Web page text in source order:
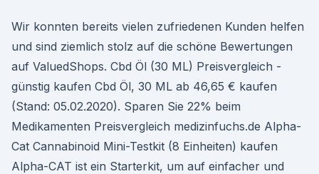
Wir konnten bereits vielen zufriedenen Kunden helfen
und sind ziemlich stolz auf die schöne Bewertungen
auf ValuedShops. Cbd Öl (30 ML) Preisvergleich -
günstig kaufen Cbd Öl, 30 ML ab 46,65 € kaufen
(Stand: 05.02.2020). Sparen Sie 22% beim
Medikamenten Preisvergleich medizinfuchs.de Alpha-
Cat Cannabinoid Mini-Testkit (8 Einheiten) kaufen
Alpha-CAT ist ein Starterkit, um auf einfacher und